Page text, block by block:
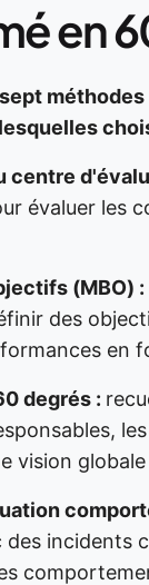
en
centre
évaluer les
(MBO) :
des
en
degrés :
vision
des incidents